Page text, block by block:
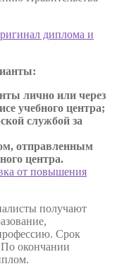
диплома и
лично или через
учебного центра;
службой за
отправленным
центра.
от повышения
получают
Срок
окончании